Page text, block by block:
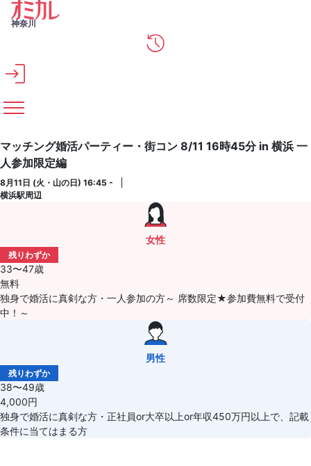
メインコンテンツへスキップ
神奈川
マッチング婚活パーティー・街コン 8/11 16時45分 in 横浜 一
人参加限定編
8月11日 (火・山の日) 16:45 -
横浜駅周辺
女性
残りわずか
33〜47歳
無料
独身で婚活に真剣な方・一人参加の方～ 席数限定★参加費無料で受付
中！～
男性
残りわずか
38〜49歳
4,000円
独身で婚活に真剣な方・正社員or大卒以上or年収450万円以上で、記載
条件に当てはまる方